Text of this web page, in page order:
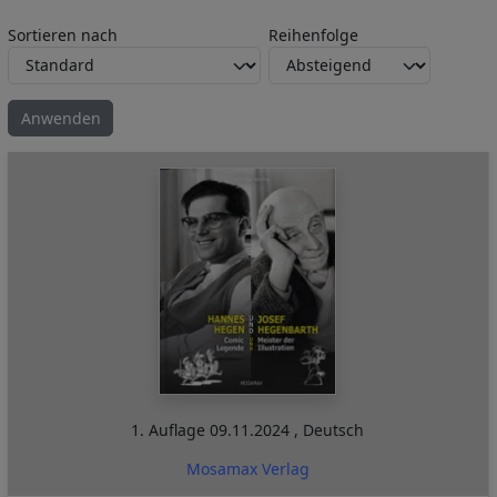
Sortieren nach Reihenfolge
1. Auflage09.11.2024 , Deutsch
Mosamax Verlag